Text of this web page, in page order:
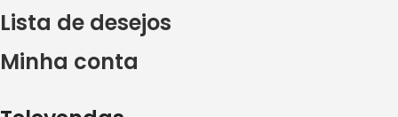
Lista de desejos
Minha conta